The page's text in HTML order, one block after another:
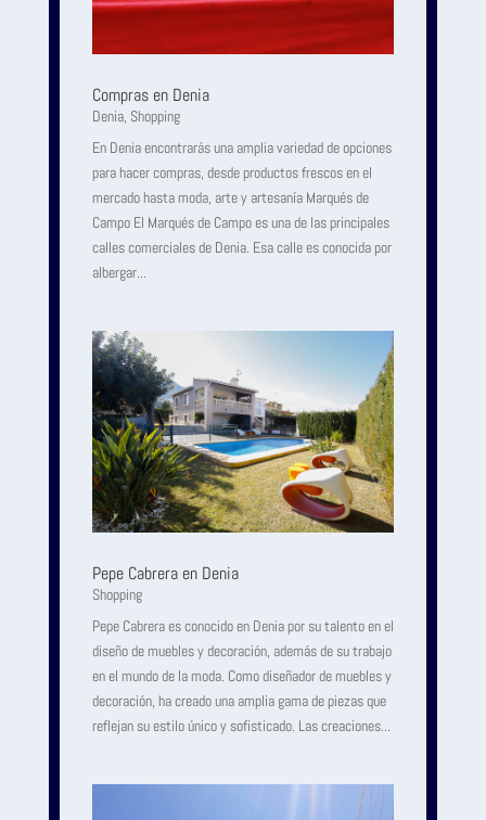
Compras en Denia
Denia, Shopping
En Denia encontrarás una amplia variedad de opciones
para hacer compras, desde productos frescos en el
mercado hasta moda, arte y artesanía Marqués de
Campo El Marqués de Campo es una de las principales
calles comerciales de Denia. Esa calle es conocida por
albergar...
Pepe Cabrera en Denia
Shopping
Pepe Cabrera es conocido en Denia por su talento en el
diseño de muebles y decoración, además de su trabajo
en el mundo de la moda. Como diseñador de muebles y
decoración, ha creado una amplia gama de piezas que
reflejan su estilo único y sofisticado. Las creaciones...